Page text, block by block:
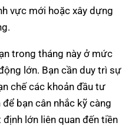
vực mới hoặc xây dựng
trong tháng này ở mức
lớn. Bạn cần duy trì sự
chế các khoản đầu tư
bạn cân nhắc kỹ càng
lớn liên quan đến tiền